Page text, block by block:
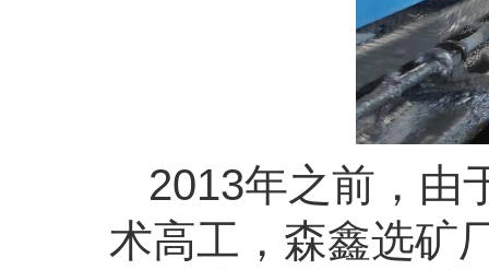
2013年之前，由
术高工，森鑫选矿